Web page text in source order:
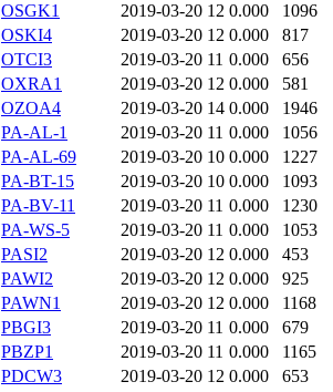
OSGK1
2019-03-20 12 0.000
1096
OSKI4
2019-03-20 12 0.000
817
OTCI3
2019-03-20 11 0.000
656
OXRA1
2019-03-20 12 0.000
581
OZOA4
2019-03-20 14 0.000
1946
PA-AL-1
2019-03-20 11 0.000
1056
PA-AL-69
2019-03-20 10 0.000
1227
PA-BT-15
2019-03-20 10 0.000
1093
PA-BV-11
2019-03-20 11 0.000
1230
PA-WS-5
2019-03-20 11 0.000
1053
PASI2
2019-03-20 12 0.000
453
PAWI2
2019-03-20 12 0.000
925
PAWN1
2019-03-20 12 0.000
1168
PBGI3
2019-03-20 11 0.000
679
PBZP1
2019-03-20 11 0.000
1165
PDCW3
2019-03-20 12 0.000
653